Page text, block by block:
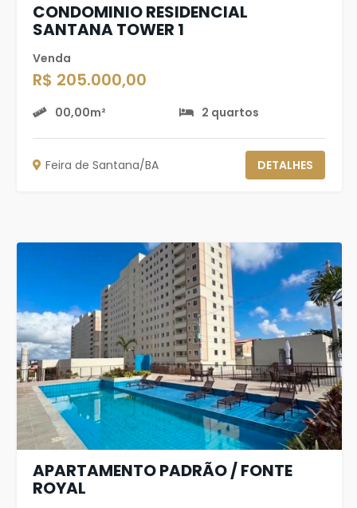
CONDOMINIO RESIDENCIAL
SANTANA TOWER 1
Venda
R$ 205.000,00
00,00m² 2 quartos
Feira de Santana/BA DETALHES
APARTAMENTO PADRÃO / FONTE
ROYAL